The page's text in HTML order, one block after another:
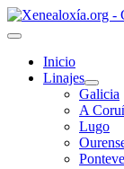
Inicio
Linajes
Galicia
A
Lugo